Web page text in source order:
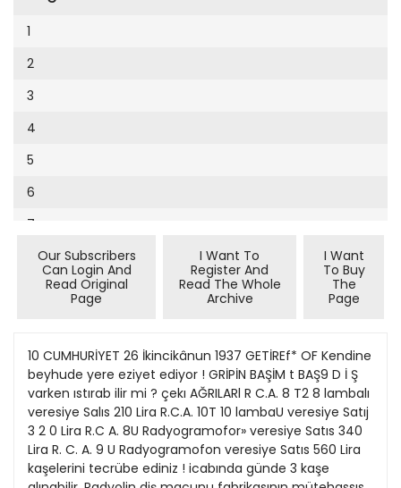
Cumhuriyet Sağlıklı Beslenme
Cumhuriyet Sokak
Cumhuriyet Spor
Cumhuriyet Strateji
Cumhuriyet Tarım
Cumhuriyet Yılbaşı
Çerçeve Eki
Dergi Eki
Ekonomi Eki
Evleniyoruz
Güney Dogu
Kitap Eki
Özel Ekler
1994
1991
1990
1989
1988
9
10
11
12
13
14
15
16
19
20
21
22
23
1
2
3
4
5
6
7
Our Subscribers
Can Login And
Read Original
Page
I Want To
Register And
Read The Whole
Archive
I Want
To Buy
The
Page
10 CUMHURİYET 26 İkincikânun 1937 GETİREf* OF Kendine
beyhude yere eziyet ediyor ! GRİPİN BAŞİM t BAŞ9 D İ Ş
varken ıstırab ilir mi ? çekı AĞRILARl R C.A. 8 T2 8 lambalı
veresiye Salıs 210 Lira R.C.A. 10T 10 lambaU veresiye Satıj
3 2 0 Lira R.C A. 8U Radyogramofor» veresiye Satıs 340
Lira R. C. A. 9 U Radyogramofon veresiye Satıs 560 Lira
kaşelerini tecrübe ediniz ! icabında günde 3 kaşe